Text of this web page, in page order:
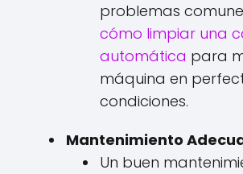
problemas
cómo limpiar una
automática para
máquina en
condiciones.
Mantenimiento
Un buen